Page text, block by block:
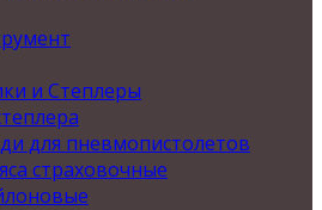
и Степлеры
для пневмопистолетов
страховочные